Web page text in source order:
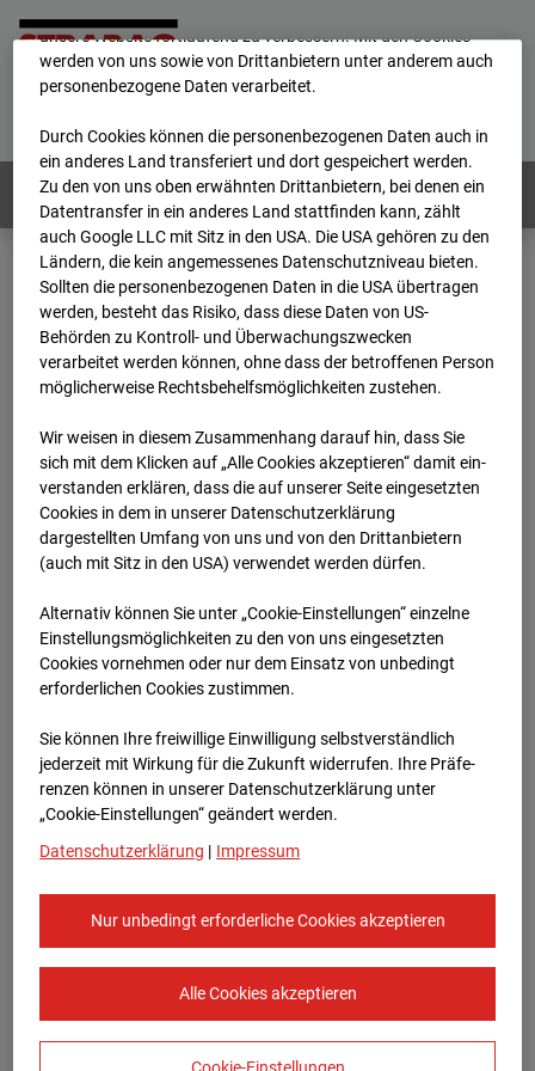
Home E-Mail Impressum
Deutsch / English
Webcams: Alle Länder
Home
Deutschland
BC-145 - BV Wohnquartett Heddesheim
Archiv
2024 01 15 17:48
BC-145 - BV
Wohnquartett
Heddesheim
Heddesheim
Zur Übersicht
Archivdatum: 15.01.2024 17:48,
Europe/Berlin
unsere Website fortlaufend zu verbessern. Mit den Cookies
werden von uns sowie von Drittanbietern unter anderem auch
personenbezogene Daten verarbeitet.
Durch Cookies können die personenbezogenen Daten auch in
ein anderes Land transferiert und dort gespeichert werden.
Zu den von uns oben erwähnten Drittanbietern, bei denen ein
Datentransfer in ein anderes Land stattfinden kann, zählt
auch Google LLC mit Sitz in den USA. Die USA gehören zu den
Ländern, die kein angemessenes Datenschutzniveau bieten.
Sollten die personenbezogenen Daten in die USA übertragen
werden, besteht das Risiko, dass diese Daten von US-
Behörden zu Kontroll- und Überwachungszwecken
verarbeitet werden können, ohne dass der betroffenen Person
möglicherweise Rechtsbehelfsmöglichkeiten zustehen.
Wir weisen in diesem Zusammenhang darauf hin, dass Sie
sich mit dem Klicken auf „Alle Cookies akzeptieren“ damit ein­
ver­standen erklären, dass die auf unserer Seite eingesetzten
Cookies in dem in unserer Datenschutzerklärung
dargestellten Umfang von uns und von den Drittanbietern
(auch mit Sitz in den USA) verwendet werden dürfen.
Alternativ können Sie unter „Cookie-Einstellungen“ einzelne
Einstellungsmöglichkeiten zu den von uns eingesetzten
Cookies vornehmen oder nur dem Einsatz von unbedingt
erforderlichen Cookies zustimmen.
Sie können Ihre freiwillige Einwilligung selbstverständlich
jederzeit mit Wirkung für die Zukunft widerrufen. Ihre Prä­fe­
renzen können in unserer Datenschutzerklärung unter
„Cookie-Einstellungen“ geändert werden.
Datenschutzerklärung | Impressum
Nur unbedingt erforderliche Cookies akzeptieren
Alle Cookies akzeptieren